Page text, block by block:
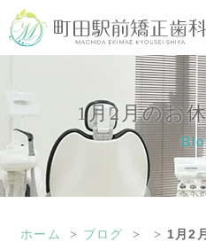
1月2月のお休みについて｜町田の矯正
歯科専門の歯科医院｜土日診療-町田駅
前矯正歯科
1月2月のお
ホーム ブログ 1月2